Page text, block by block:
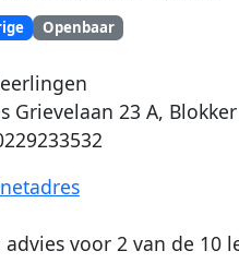
Openbaar
Grievelaan 23 A, Blokker
advies voor 2van de 10